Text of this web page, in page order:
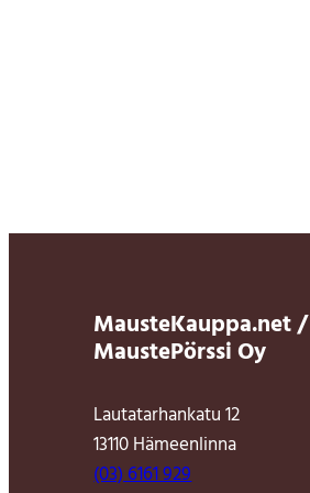
MausteKauppa.net /
MaustePörssi Oy
Lautatarhankatu 12
13110 Hämeenlinna
(03) 6161 929